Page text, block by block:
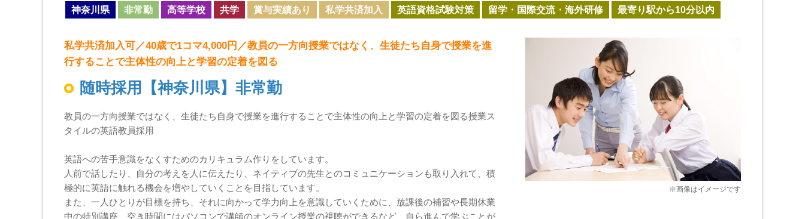
神奈川県 非常勤 高等学校 共学 賞与実績あり 私学共済加入 英語資格試験対策 留学・国際交流・海外研修 最寄り駅から10分以内
私学共済加入可／40歳で1コマ4,000円／教員の一方向授業ではなく、生徒たち自身で授業を進
行することで主体性の向上と学習の定着を図る
随時採用【神奈川県】非常勤
教員の一方向授業ではなく、生徒たち自身で授業を進行することで主体性の向上と学習の定着を図る授業ス
タイルの英語教員採用
英語への苦手意識をなくすためのカリキュラム作りをしています。
人前で話したり、自分の考えを人に伝えたり、ネイティブの先生とのコミュニケーションも取り入れて、積
極的に英語に触れる機会を増やしていくことを目指しています。
また、一人ひとりが目標を持ち、それに向かって学力向上を意識していくために、放課後の補習や長期休業
中の特別講座、空き時間にはパソコンで講師のオンライン授業の視聴ができるなど、自ら進んで学ぶことが